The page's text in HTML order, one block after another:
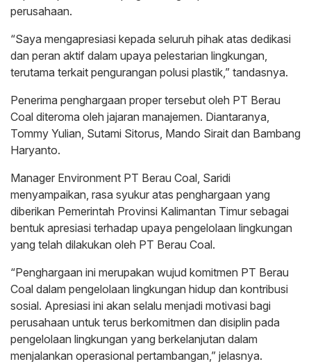
perusahaan.
“Saya mengapresiasi kepada seluruh pihak atas dedikasi
dan peran aktif dalam upaya pelestarian lingkungan,
terutama terkait pengurangan polusi plastik,” tandasnya.
Penerima penghargaan proper tersebut oleh PT Berau
Coal diteroma oleh jajaran manajemen. Diantaranya,
Tommy Yulian, Sutami Sitorus, Mando Sirait dan Bambang
Haryanto.
Manager Environment PT Berau Coal, Saridi
menyampaikan, rasa syukur atas penghargaan yang
diberikan Pemerintah Provinsi Kalimantan Timur sebagai
bentuk apresiasi terhadap upaya pengelolaan lingkungan
yang telah dilakukan oleh PT Berau Coal.
“Penghargaan ini merupakan wujud komitmen PT Berau
Coal dalam pengelolaan lingkungan hidup dan kontribusi
sosial. Apresiasi ini akan selalu menjadi motivasi bagi
perusahaan untuk terus berkomitmen dan disiplin pada
pengelolaan lingkungan yang berkelanjutan dalam
menjalankan operasional pertambangan,” jelasnya.